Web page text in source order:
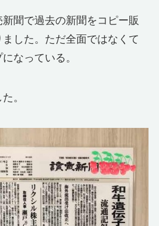
聞で過去の新聞をコピー販
した。ただ全面ではなくて
なっている。
。